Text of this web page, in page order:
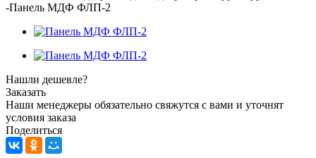
-Панель МДФ ФЛП-2
Нашли дешевле?
Заказать
Наши менеджеры обязательно свяжутся с вами и уточнят
условия заказа
Поделиться